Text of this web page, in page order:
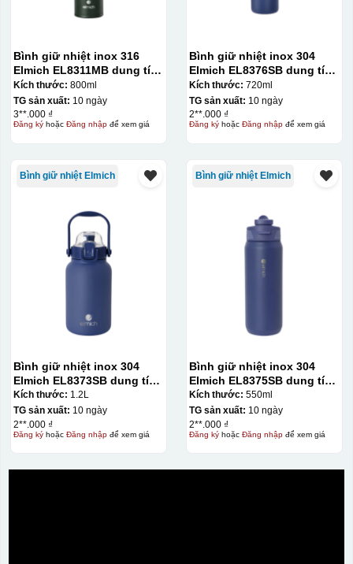
Bình giữ nhiệt inox 316
Elmich EL8311MB dung tích
800ml
Kích thước: 800ml
TG sản xuất: 10 ngày
3**.000 ₫
Đăng kýhoặc Đăng nhậpđể xem giá
Bình giữ nhiệt inox 304
Elmich EL8376SB dung tích
720ml
Kích thước: 720ml
TG sản xuất: 10 ngày
2**.000 ₫
Đăng kýhoặc Đăng nhậpđể xem giá
Bình giữ nhiệt Elmich
Bình giữ nhiệt inox 304
Elmich EL8373SB dung tích
1.2L
Kích thước: 1.2L
TG sản xuất: 10 ngày
2**.000 ₫
Đăng kýhoặc Đăng nhậpđể xem giá
Bình giữ nhiệt Elmich
Bình giữ nhiệt inox 304
Elmich EL8375SB dung tích
550ml
Kích thước: 550ml
TG sản xuất: 10 ngày
2**.000 ₫
Đăng kýhoặc Đăng nhậpđể xem giá